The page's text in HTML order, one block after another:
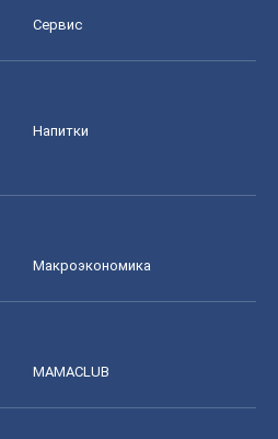
Сервис
Напитки
Mакроэкономика
MAMACLUB